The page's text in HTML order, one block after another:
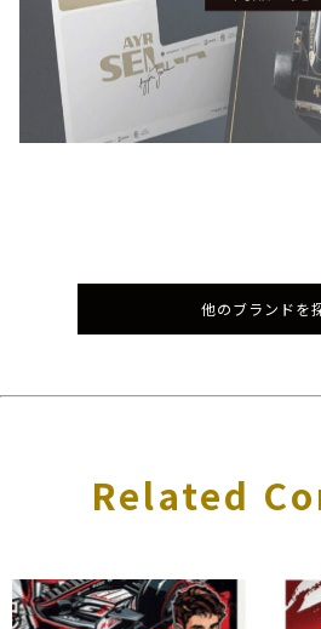
他のブランドを
Related